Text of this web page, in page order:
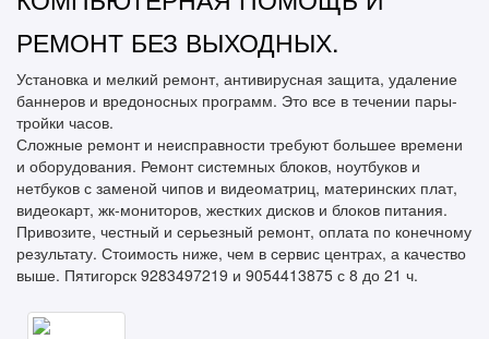
РЕМОНТ БЕЗ ВЫХОДНЫХ.
Установка и мелкий ремонт, антивирусная защита, удаление
баннеров и вредоносных программ. Это все в течении пары-
тройки часов.
Сложные ремонт и неисправности требуют большее времени
и оборудования. Ремонт системных блоков, ноутбуков и
нетбуков с заменой чипов и видеоматриц, материнских плат,
видеокарт, жк-мониторов, жестких дисков и блоков питания.
Привозите, честный и серьезный ремонт, оплата по конечному
результату. Стоимость ниже, чем в сервис центрах, а качество
выше. Пятигорск 9283497219 и 9054413875 с 8 до 21 ч.